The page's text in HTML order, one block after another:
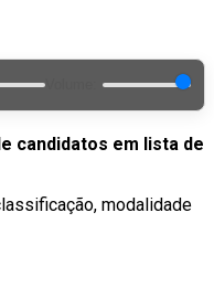
candidatos em lista de
modalidade